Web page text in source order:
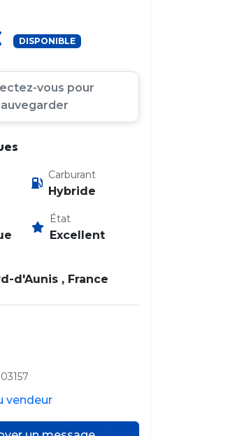
DISPONIBLE
vous pour
Carburant
Hybride
État
Excellent
d'Aunis , France
vendeur